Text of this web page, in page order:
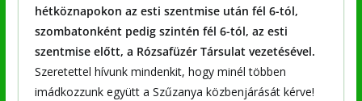
hétköznapokon az esti szentmise után fél 6-tól,
szombatonként pedig szintén fél 6-tól, az esti
szentmise előtt, a Rózsafüzér Társulat vezetésével.
Szeretettel hívunk mindenkit, hogy minél többen
imádkozzunk együtt a Szűzanya közbenjárását kérve!